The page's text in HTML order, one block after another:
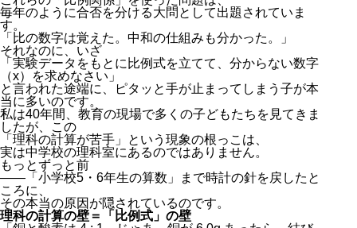
毎年のように合否を分ける大問として出題されていま
す。
「比の数字は覚えた。中和の仕組みも分かった。」
それなのに、いざ
「実験データをもとに比例式を立てて、分からない数字
（x）を求めなさい」
と言われた途端に、ピタッと手が止まってしまう子が本
当に多いのです。
私は40年間、教育の現場で多くの子どもたちを見てきま
したが、この
「理科の計算が苦手」という現象の根っこは、
実は中学校の理科室にあるのではありません。
もっとずっと前
――「小学校5・6年生の算数」まで時計の針を戻したと
ころに、
その本当の原因が隠されているのです。
理科の計算の壁＝「比例式」の壁